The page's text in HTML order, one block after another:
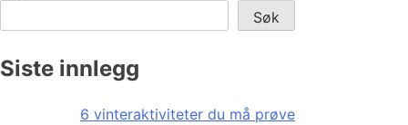
Søk
Siste innlegg
6 vinteraktiviteter du må prøve